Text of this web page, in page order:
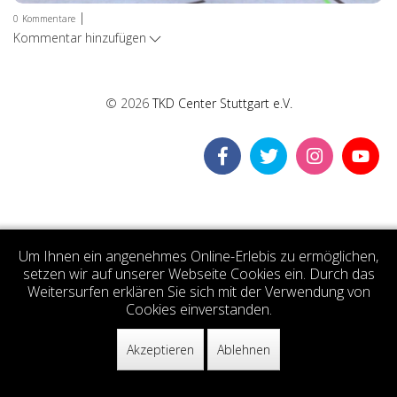
0 Kommentare |
Kommentar hinzufügen
© 2026TKD Center Stuttgart e.V.
Um Ihnen ein angenehmes Online-Erlebis zu ermöglichen,
setzen wir auf unserer Webseite Cookies ein. Durch das
Weitersurfen erklären Sie sich mit der Verwendung von
Cookies einverstanden.
Akzeptieren Ablehnen